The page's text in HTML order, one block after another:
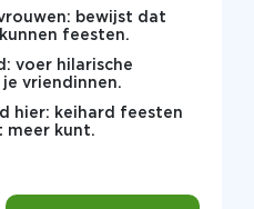
bewijst dat
feesten.
voer hilarische
vriendinnen.
hier: keihard feesten
meer kunt.